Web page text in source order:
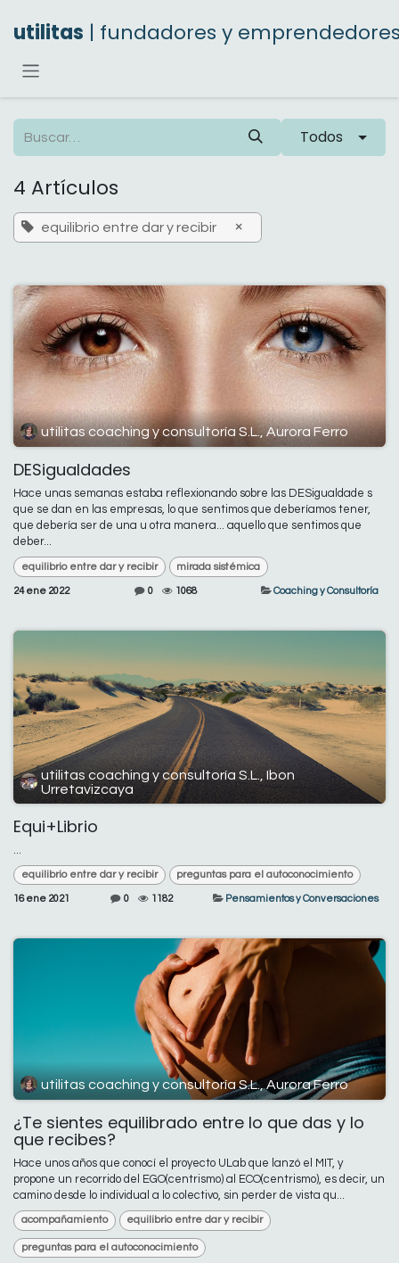
utilitas | fundadores y
Todos
4 Artículos
equilibrio entre dar y recibir ×
utilitas coaching y consultoría S.L., Aurora Ferro
DESigualdades
Hace unas semanas estaba reflexionando sobre las DESigualdade s
que se dan en las empresas, lo que sentimos que deberíamos tener,
que debería ser de una u otra manera... aquello que sentimos que
deber...
equilibrio entre dar y recibir mirada sistémica
24 ene 2022 0 1068 Coaching y Consultoría
utilitas coaching y consultoría S.L., Ibon
Urretavizcaya
Equi+Librio
equilibrio entre dar y recibir preguntas para el autoconocimiento
16 ene 2021 0 1182 Pensamientos y Conversaciones
utilitas coaching y consultoría S.L., Aurora Ferro
¿Te sientes equilibrado entre lo que das y lo
que recibes?
Hace unos años que conocí el proyecto ULab que lanzó el MIT, y
propone un recorrido del EGO(centrismo) al ECO(centrismo), es decir, un
camino desde lo individual a lo colectivo, sin perder de vista qu...
acompañamiento equilibrio entre dar y recibir
preguntas para el autoconocimiento